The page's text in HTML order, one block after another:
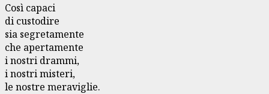
Così capaci
di custodire
sia segretamente
che apertamente
i nostri drammi,
i nostri misteri,
le nostre meraviglie.